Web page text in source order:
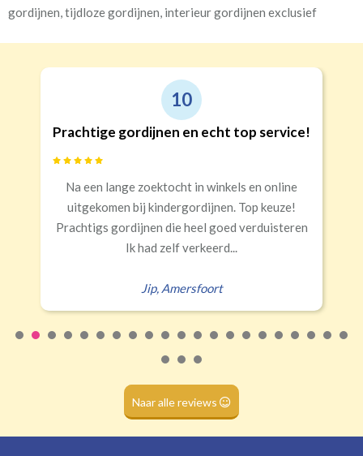
gordijnen, tijdloze gordijnen, interieur gordijnen exclusief
9
Goede kwaliteit en service!
Snelle levering, alles netjes aangekomen
Erald,Zeist
Naar alle reviews